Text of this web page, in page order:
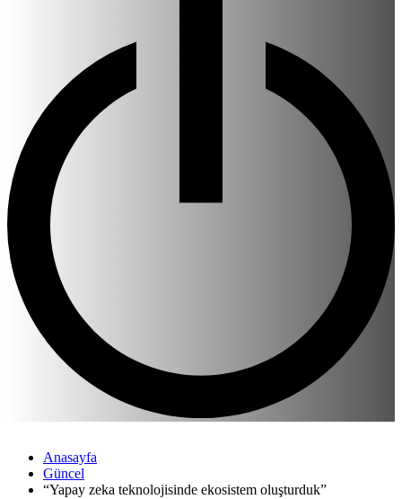
Anasayfa
Güncel
“Yapay zeka teknolojisinde ekosistem oluşturduk”